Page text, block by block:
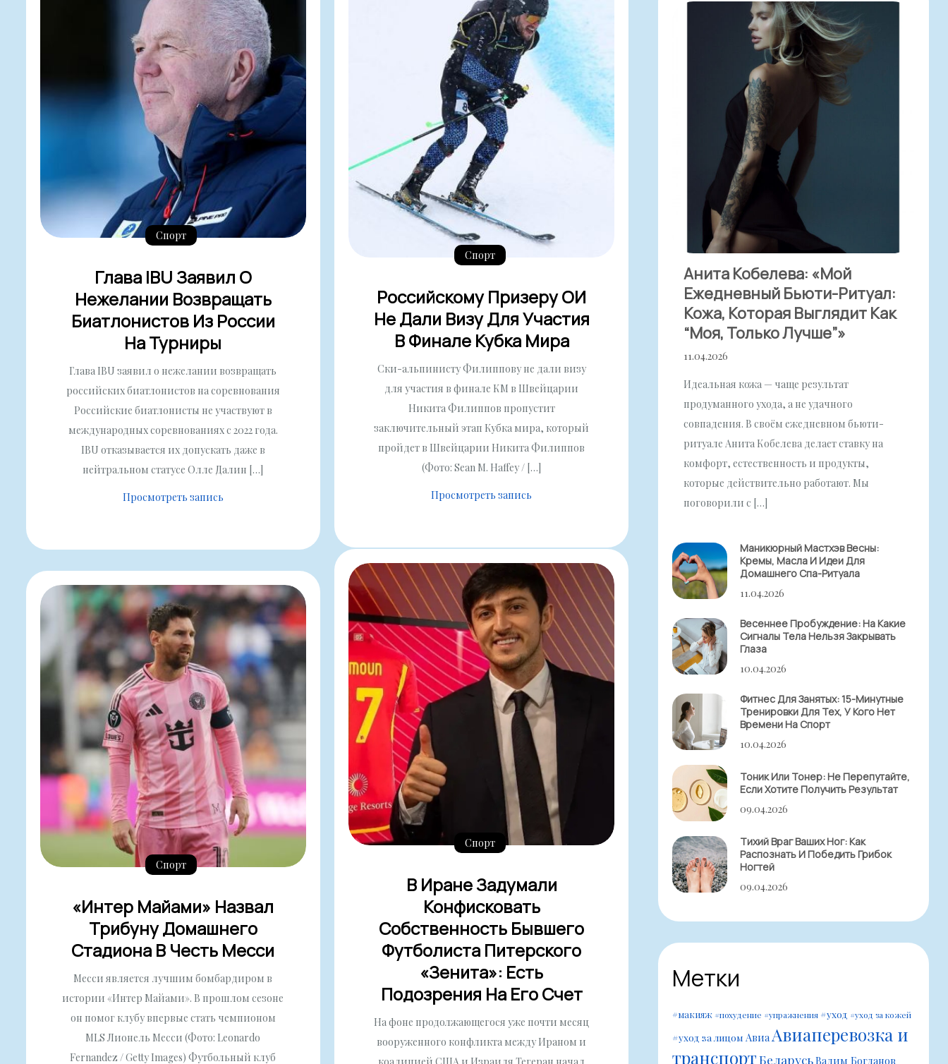
Спорт
Глава IBU Заявил О
Нежелании Возвращать
Биатлонистов Из России
На Турниры
Глава IBU заявил о нежелании возвращать
российских биатлонистов на соревнования
Российские биатлонисты не участвуют в
международных соревнованиях с 2022 года.
IBU отказывается их допускать даже в
нейтральном статусе Олле Далин […]
Просмотреть запись
Спорт
Российскому Призеру ОИ
Не Дали Визу Для Участия
В Финале Кубка Мира
Ски-альпинисту Филиппову не дали визу
для участия в финале КМ в Швейцарии
Никита Филиппов пропустит
заключительный этап Кубка мира, который
пройдет в Швейцарии Никита Филиппов
(Фото: Sean M. Haffey / […]
Просмотреть запись
Спорт
В Иране Задумали
Конфисковать
Собственность Бывшего
Футболиста Питерского
«Зенита»: Есть
Подозрения На Его Счет
На фоне продолжающегося уже почти месяц
вооруженного конфликта между Ираном и
Спорт
«Интер Майами» Назвал
Трибуну Домашнего
Стадиона В Честь Месси
Месси является лучшим бомбардиром в
истории «Интер Майами». В прошлом сезоне
он помог клубу впервые стать чемпионом
MLS Лионель Месси (Фото: Leonardo
Fernandez / Getty Images) Футбольный клуб
Анита Кобелева: «Мой
Ежедневный Бьюти-Ритуал:
Кожа, Которая Выглядит Как
“моя, Только Лучше”»
11.04.2026
Идеальная кожа — чаще результат
продуманного ухода, а не удачного
совпадения. В своём ежедневном бьюти-
ритуале Анита Кобелева делает ставку на
комфорт, естественность и продукты,
которые действительно работают. Мы
поговорили с […]
Маникюрный Мастхэв Весны:
Кремы, Масла И Идеи Для
Домашнего Спа-Ритуала
11.04.2026
Весеннее Пробуждение: На Какие
Сигналы Тела Нельзя Закрывать
Глаза
10.04.2026
Фитнес Для Занятых: 15-Минутные
Тренировки Для Тех, У Кого Нет
Времени На Спорт
10.04.2026
Тоник Или Тонер: Не Перепутайте,
Если Хотите Получить Результат
09.04.2026
Тихий Враг Ваших Ног: Как
Распознать И Победить Грибок
Ногтей
09.04.2026
Метки
#макияж #похудение #упражнения #уход #уход за кожей
#уход за лицом Авиа Авиаперевозка и
транспортБеларусьВадим Богданов